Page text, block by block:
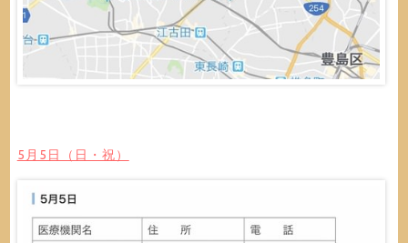
5月5日（日・祝）